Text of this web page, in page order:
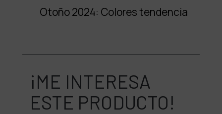
Otoño 2024: Colores tendencia
¡ME INTERESA
ESTE PRODUCTO!